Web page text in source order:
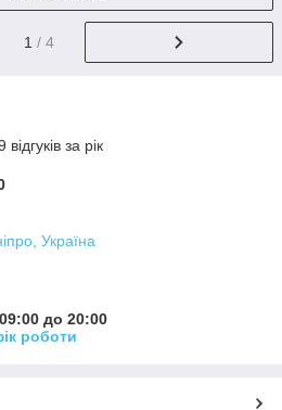
1 / 4
за рік
Україна
до 20:00
роботи